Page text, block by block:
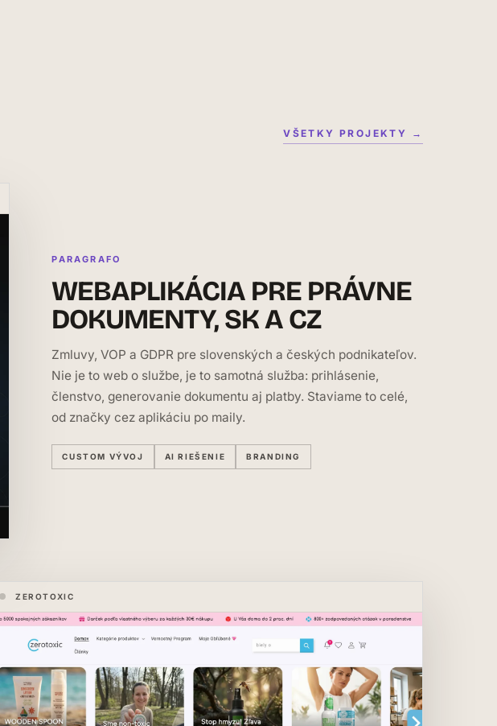
VŠETKY PROJEKTY →
PARAGRAFO
WEBAPLIKÁCIA PRE PRÁVNE
DOKUMENTY, SK A CZ
Zmluvy, VOP a GDPR pre slovenských a českých podnikateľov.
Nie je to web o službe, je to samotná služba: prihlásenie,
členstvo, generovanie dokumentu aj platby. Staviame to celé,
od značky cez aplikáciu po maily.
CUSTOM VÝVOJ AI RIEŠENIE BRANDING
ZEROTOXIC